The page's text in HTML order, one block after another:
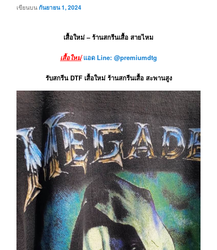
เขียนบนกันยายน 1, 2024
เสื้อใหม่ – ร้านสกรีนเสื้อ สายไหม
เสื้อใหม่ แอด Line: @premiumdtg
รับสกรีน DTF เสื้อใหม่ ร้านสกรีนเสื้อ สะพานสูง